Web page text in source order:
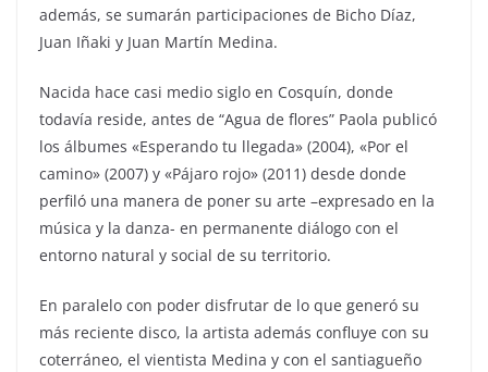
además, se sumarán participaciones de Bicho Díaz,
Juan Iñaki y Juan Martín Medina.
Nacida hace casi medio siglo en Cosquín, donde
todavía reside, antes de “Agua de flores” Paola publicó
los álbumes «Esperando tu llegada» (2004), «Por el
camino» (2007) y «Pájaro rojo» (2011) desde donde
perfiló una manera de poner su arte –expresado en la
música y la danza- en permanente diálogo con el
entorno natural y social de su territorio.
En paralelo con poder disfrutar de lo que generó su
más reciente disco, la artista además confluye con su
coterráneo, el vientista Medina y con el santiagueño